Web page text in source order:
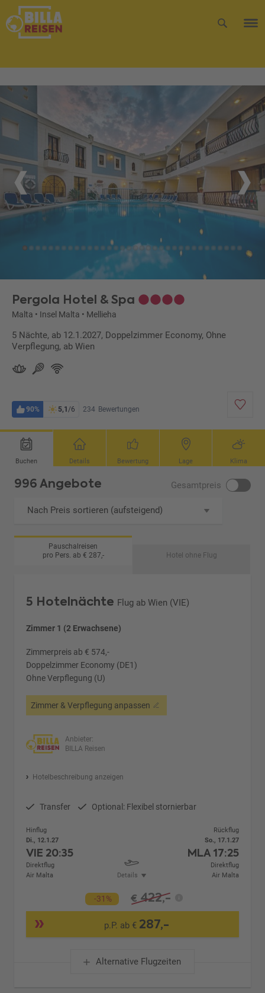
Pergola Hotel & Spa
Malta • Insel Malta • Mellieha
5 Nächte, ab 12.1.2027, Doppelzimmer Economy, Ohne
Verpflegung, ab Wien
90% 5,1 /6 234 Bewertungen
Buchen Details Bewertung Lage Klima
996 Angebote Gesamtpreis
Nach Preis sortieren (aufsteigend)
Pauschalreisen
pro Pers. ab € 287,-
Hotel ohne Flug
5 Hotelnächte Flug ab Wien (VIE)
Zimmer 1 (2 Erwachsene)
Zimmerpreis ab € 574,-
Doppelzimmer Economy (DE1)
Ohne Verpflegung (U)
Zimmer & Verpflegung anpassen
Anbieter:
BILLA Reisen
Hotelbeschreibung anzeigen
Transfer Optional: Flexibel stornierbar
Hinflug
Di., 12.1.27
VIE 20:35
Direktflug
Air Malta
Details
Rückflug
So., 17.1.27
MLA 17:25
Direktflug
Air Malta
-31% € 422,-
p.P. ab € 287,-
Alternative Flugzeiten